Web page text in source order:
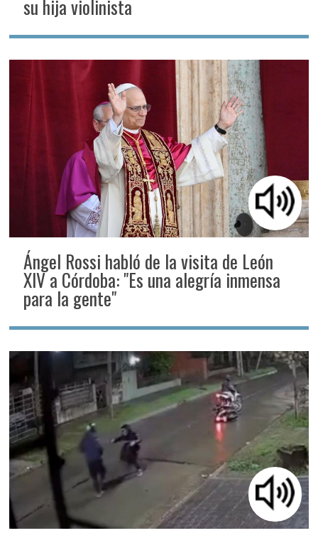
su hija violinista
Ángel Rossi habló de la visita de León
XIV a Córdoba: "Es una alegría inmensa
para la gente"